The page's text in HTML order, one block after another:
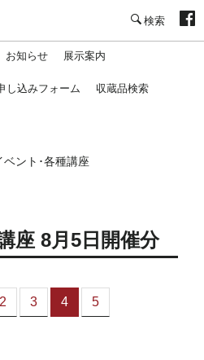
お知らせ 展示案内
し込みフォーム 収蔵品検索
ベント･各種講座
座 8月5日開催分
2 3 4
（こ
5